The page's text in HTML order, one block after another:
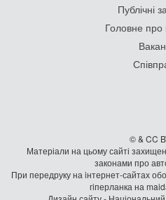
Публічні
Головне про
© & CC
Матеріали на цьому сайті
законами про
При передруку на iнтернет-сайтах
гiперланка на